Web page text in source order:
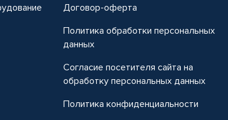
Договор-оферта
Политика обработки персональных
данных
Согласие посетителя сайта на
обработку персональных данных
Политика конфиденциальности